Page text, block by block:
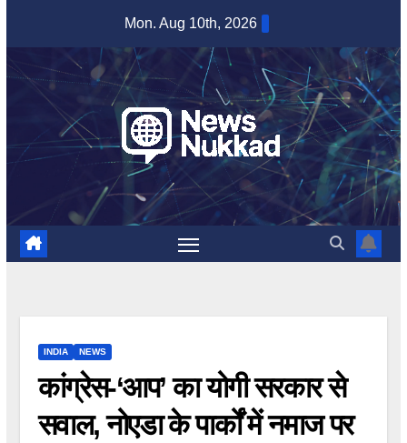
content
Mon. Aug 10th, 2026
INDIA NEWS
कांग्रेस-‘आप’ का योगी सरकार से
सवाल, नोएडा के पार्कों में नमाज पर